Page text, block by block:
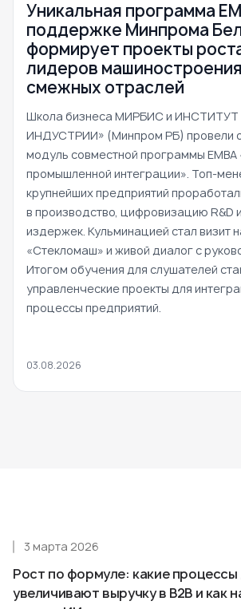
Уникальная программа
поддержке Минпрома
формирует проекты
лидеров
смежных отраслей
Школа бизнеса МИРБИС и
ИНДУСТРИИ» (Минпром РБ) провели
модуль совместной программы EMBA
промышленной интеграции». Топ-
крупнейших предприятий
в производство, цифровизацию R&D
издержек. Кульминацией стал визит
«Стекломаш» и живой диалог с
Итогом обучения для слушателей
управленческие проекты для
процессы предприятий.
03.08.2026
Рост по формуле: какие процессы
увеличивают выручку в B2B и как
3 марта 2026